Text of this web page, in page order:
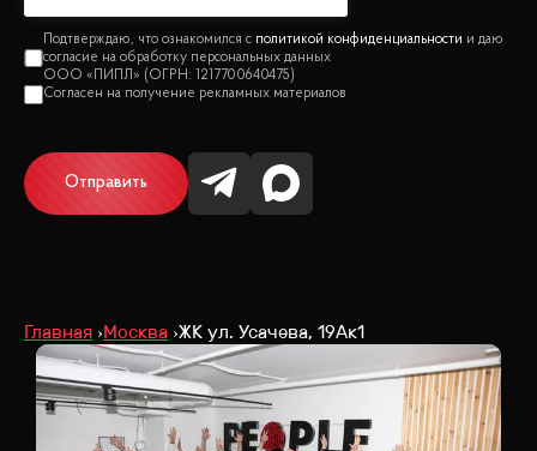
политикой конфиденциальности
Отправить
Главная Москва ЖК ул. Усачева, 19Ак1